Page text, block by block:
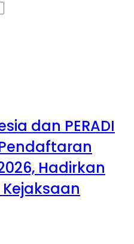
dan PERADI
Hadirkan